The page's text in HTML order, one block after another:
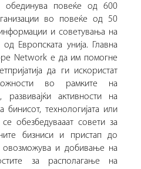
обединува повеќе од 600
во повеќе од 50
и советувања на
Европската унија. Главна
Network е да им помогне
да ги искористат
во рамките на
развивајќи активности на
технологијата или
обезбедувааат совети за
бизниси и пристап до
овозможува и добивање на
за располагање на